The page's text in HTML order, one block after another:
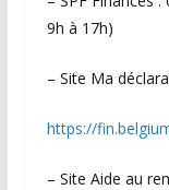
9h à 17h)
– Site Ma
https://
– Site Aide au